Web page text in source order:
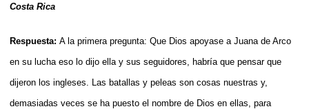
Costa Rica
Respuesta: A la primera pregunta: Que Dios apoyase a Juana de Arco
en su lucha eso lo dijo ella y sus seguidores, habría que pensar que
dijeron los ingleses. Las batallas y peleas son cosas nuestras y,
demasiadas veces se ha puesto el nombre de Dios en ellas, para